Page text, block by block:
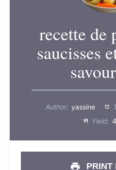
recette de
saucisses
Author: yassine
Yield:
PRINT